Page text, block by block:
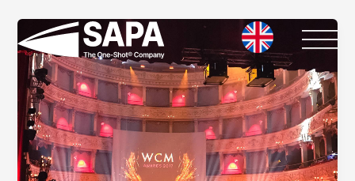
contenuto